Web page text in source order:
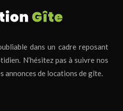
dans un cadre reposant
N’hésitez pas à suivre nos
annonces de locations de gîte.